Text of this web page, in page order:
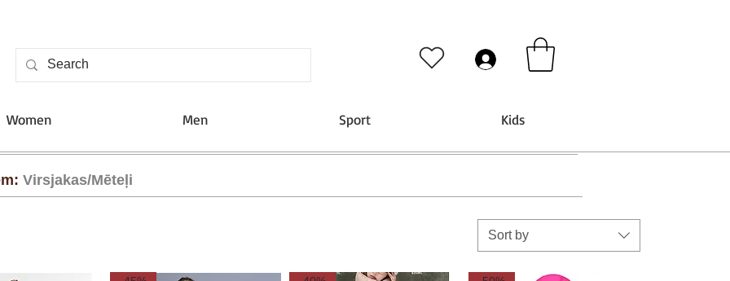
Virsjakas/Mēteļi
Sort by
Women Men Sport Kids